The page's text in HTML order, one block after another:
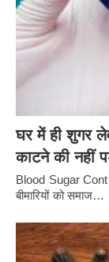
घर में ही शुगर
काटने की नहीं
Blood Sugar
बीमारियों को समाज…